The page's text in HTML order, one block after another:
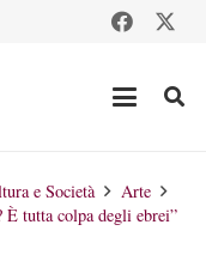
e Società
Arte
È tutta colpa degli ebrei”